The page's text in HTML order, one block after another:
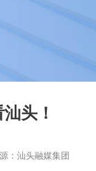
头！
： 汕头融媒集团